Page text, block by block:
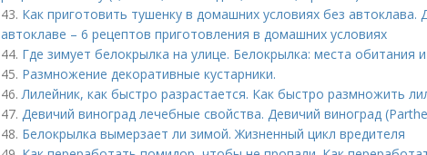
43. Как приготовить тушенку в домашних условиях без
автоклаве – 6 рецептов приготовления в домашних условиях
44. Где зимует белокрылка на улице. Белокрылка: места обитания
45. Размножение декоративные кустарники.
46.Лилейник, как быстро разрастается. Как быстро размножить
47. Девичий виноград лечебные свойства. Девичий виноград
48. Белокрылка вымерзает ли зимой. Жизненный цикл вредителя